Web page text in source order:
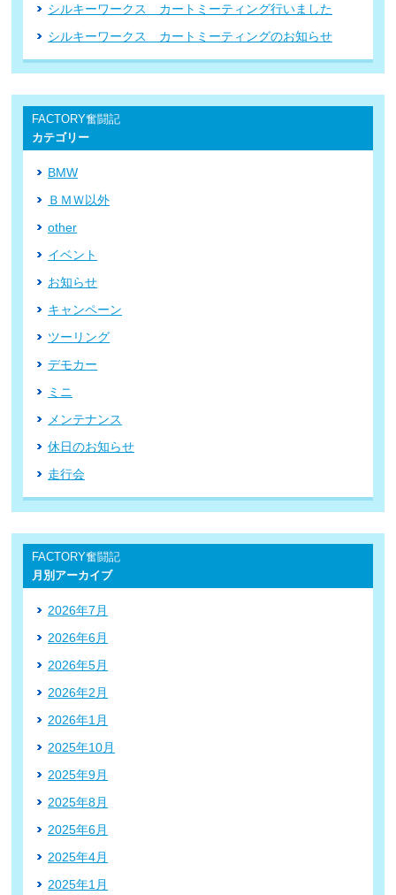
シルキーワークス カートミーティング行いました
シルキーワークス カートミーティングのお知らせ
FACTORY奮闘記
カテゴリー
BMW
ＢＭＷ以外
other
イベント
お知らせ
キャンペーン
ツーリング
デモカー
ミニ
メンテナンス
休日のお知らせ
走行会
FACTORY奮闘記
月別アーカイブ
2026年7月
2026年6月
2026年5月
2026年2月
2026年1月
2025年10月
2025年9月
2025年8月
2025年6月
2025年4月
2025年1月